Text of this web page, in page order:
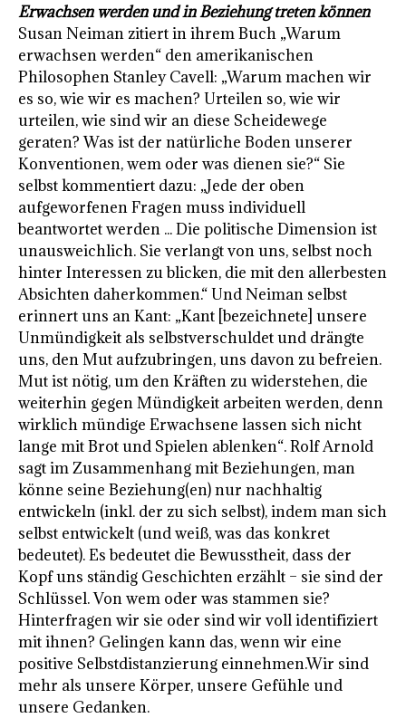
Erwachsen werden und in Beziehung treten können
Susan Neiman zitiert in ihrem Buch „Warum
erwachsen werden“ den amerikanischen
Philosophen Stanley Cavell: „Warum machen wir
es so, wie wir es machen? Urteilen so, wie wir
urteilen, wie sind wir an diese Scheidewege
geraten? Was ist der natürliche Boden unserer
Konventionen, wem oder was dienen sie?“ Sie
selbst kommentiert dazu: „Jede der oben
aufgeworfenen Fragen muss individuell
beantwortet werden ... Die politische Dimension ist
unausweichlich. Sie verlangt von uns, selbst noch
hinter Interessen zu blicken, die mit den allerbesten
Absichten daherkommen.“ Und Neiman selbst
erinnert uns an Kant: „Kant [bezeichnete] unsere
Unmündigkeit als selbstverschuldet und drängte
uns, den Mut aufzubringen, uns davon zu befreien.
Mut ist nötig, um den Kräften zu widerstehen, die
weiterhin gegen Mündigkeit arbeiten werden, denn
wirklich mündige Erwachsene lassen sich nicht
lange mit Brot und Spielen ablenken“. Rolf Arnold
sagt im Zusammenhang mit Beziehungen, man
könne seine Beziehung(en) nur nachhaltig
entwickeln (inkl. der zu sich selbst), indem man sich
selbst entwickelt (und weiß, was das konkret
bedeutet). Es bedeutet die Bewusstheit, dass der
Kopf uns ständig Geschichten erzählt – sie sind der
Schlüssel. Von wem oder was stammen sie?
Hinterfragen wir sie oder sind wir voll identifiziert
mit ihnen? Gelingen kann das, wenn wir eine
positive Selbstdistanzierung einnehmen.Wir sind
mehr als unsere Körper, unsere Gefühle und
unsere Gedanken.